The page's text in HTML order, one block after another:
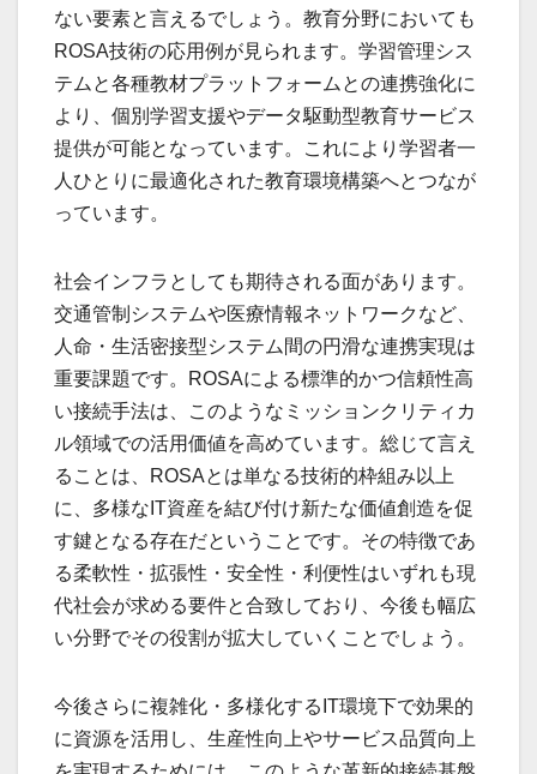
ない要素と言えるでしょう。教育分野においても
ROSA技術の応用例が見られます。学習管理シス
テムと各種教材プラットフォームとの連携強化に
より、個別学習支援やデータ駆動型教育サービス
提供が可能となっています。これにより学習者一
人ひとりに最適化された教育環境構築へとつなが
っています。
社会インフラとしても期待される面があります。
交通管制システムや医療情報ネットワークなど、
人命・生活密接型システム間の円滑な連携実現は
重要課題です。ROSAによる標準的かつ信頼性高
い接続手法は、このようなミッションクリティカ
ル領域での活用価値を高めています。総じて言え
ることは、ROSAとは単なる技術的枠組み以上
に、多様なIT資産を結び付け新たな価値創造を促
す鍵となる存在だということです。その特徴であ
る柔軟性・拡張性・安全性・利便性はいずれも現
代社会が求める要件と合致しており、今後も幅広
い分野でその役割が拡大していくことでしょう。
今後さらに複雑化・多様化するIT環境下で効果的
に資源を活用し、生産性向上やサービス品質向上